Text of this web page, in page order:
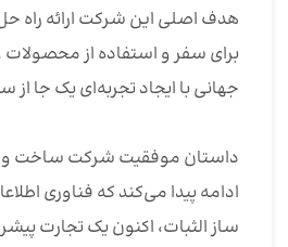
هدف اصلی این شرکت ارائه راه‌
برای سفر و استفاده از
جهانی با ایجاد تجربه‌ای یک‌ جا
داستان موفقیت شرکت ساخت و
ادامه پیدا می‌کند که فناوری
ساز الثبات، اکنون یک تجارت